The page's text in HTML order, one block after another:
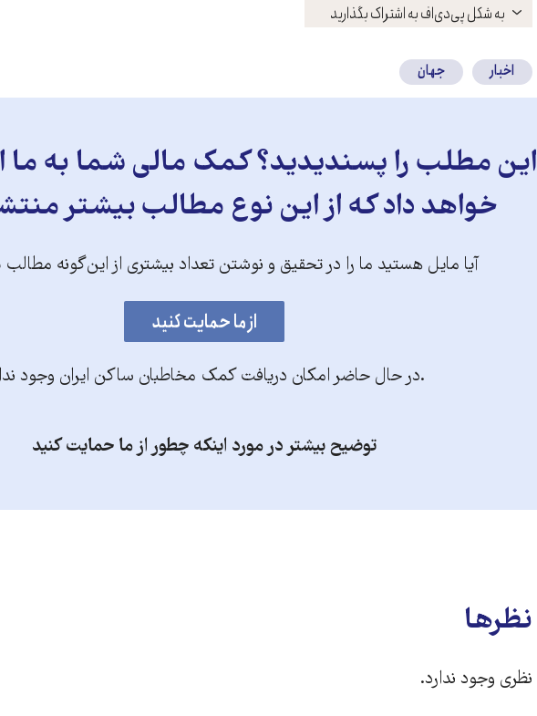
باز
کنید
به شکل پی‌دی‌اف به اشتراک بگذارید
اخبار جهان
این مطلب را پسندیدید؟ کمک مالی شما به ما
خواهد داد که از این نوع مطالب بیشتر
آیا مایل هستید ما را در تحقیق و نوشتن تعداد بیشتری از این‌گونه مطالب
.در حال حاضر امکان دریافت کمک مخاطبان ساکن ایران وجود
توضیح بیشتر در مورد اینکه چطور از ما حمایت کنید
نظرها
نظری وجود ندارد.